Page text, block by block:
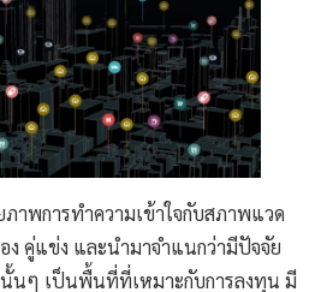
ภาพการทำความเข้าใจกับสภาพแวด
ง คู่แข่ง และนำมาจำแนกว่ามีปัจจัย
นๆ เป็นพื้นที่ที่เหมาะกับการลงทุน มี